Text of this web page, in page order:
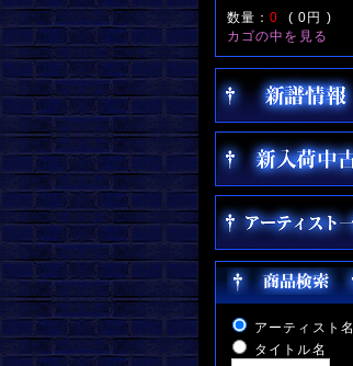
数量：0 (0円 )
カゴの中を見る
アーティスト名
タイトル名